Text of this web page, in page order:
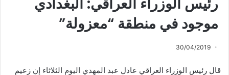
رئيس الوزراء العراقي: البغدادي
موجود في منطقة “معزولة”
30/04/2019
قال رئيس الوزراء العراقي عادل عبد المهدي اليوم الثلاثاء إن زعيم